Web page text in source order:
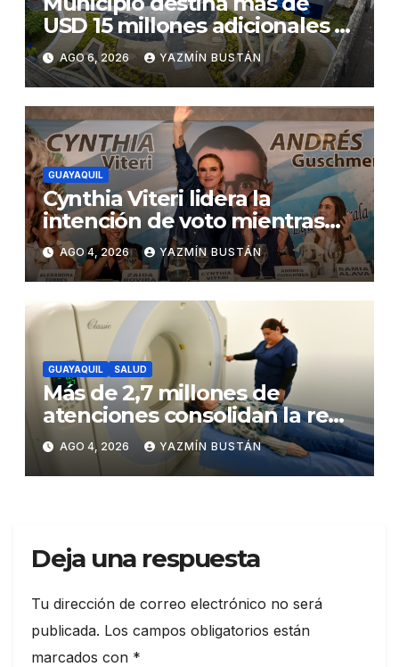
USD 15 millones adicionales a
SEGURA EP para fortalecer la
seguridad ciudadana
AGO 6, 2026 YAZMÍN BUSTÁN
GUAYAQUIL
Cynthia Viteri lidera la
intención de voto mientras
Andrés Guschmer muestra
un destacado crecimiento,
según AtlasIntel
AGO 4, 2026 YAZMÍN BUSTÁN
GUAYAQUIL SALUD
Más de 2,7 millones de
atenciones consolidan la red
municipal de salud
AGO 4, 2026 YAZMÍN BUSTÁN
Deja una respuesta
Tu dirección de correo electrónico no será
publicada. Los campos obligatorios están
marcados con *